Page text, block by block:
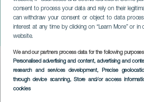
consent to process your data and rely on their
can withdraw your consent or object to data
interest at any time by clicking on “Learn More” or in
website.
We and our partners process data for the following
Personalised advertising and content, advertising and
research and services development, Precise
through device scanning, Store and/or access
cookies
LPA Trail
ГРАН-КАНАРИЯ
Imagen
Listado